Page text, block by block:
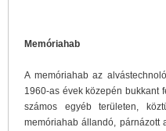
Memóriahab
A memóriahab az
1960-as évek közepén bukkant
számos egyéb területen,
memóriahab állandó, párnázott